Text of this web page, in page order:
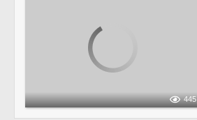
445